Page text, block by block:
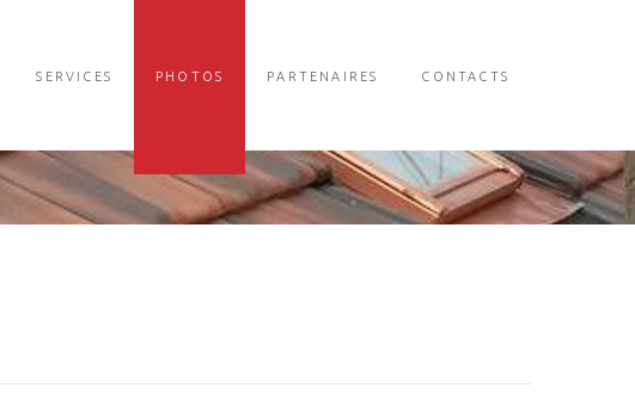
SERVICES PHOTOS PARTENAIRES CONTACTS